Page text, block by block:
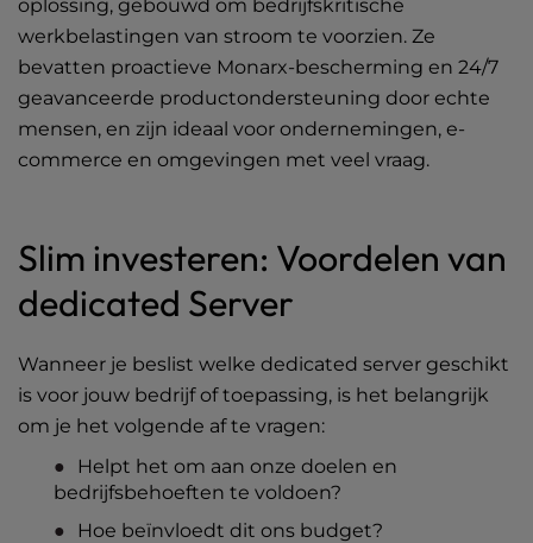
oplossing, gebouwd om bedrijfskritische
werkbelastingen van stroom te voorzien. Ze
bevatten proactieve Monarx-bescherming en 24/7
geavanceerde productondersteuning door echte
mensen, en zijn ideaal voor ondernemingen, e-
commerce en omgevingen met veel vraag.
Slim investeren: Voordelen van
dedicated Server
Wanneer je beslist welke dedicated server geschikt
is voor jouw bedrijf of toepassing, is het belangrijk
om je het volgende af te vragen:
Helpt het om aan onze doelen en
bedrijfsbehoeften te voldoen?
Hoe beïnvloedt dit ons budget?